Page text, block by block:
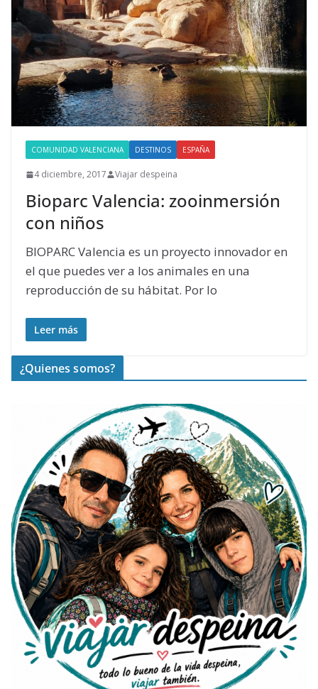
COMUNIDAD VALENCIANA DESTINOS ESPAÑA
4 diciembre, 2017 Viajar despeina
Bioparc Valencia: zooinmersión
con niños
BIOPARC Valencia es un proyecto innovador en
el que puedes ver a los animales en una
reproducción de su hábitat. Por lo
Leer más
¿Quienes somos?